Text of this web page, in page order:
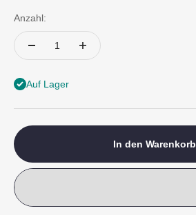
Anzahl:
Auf Lager
In den Warenkorb